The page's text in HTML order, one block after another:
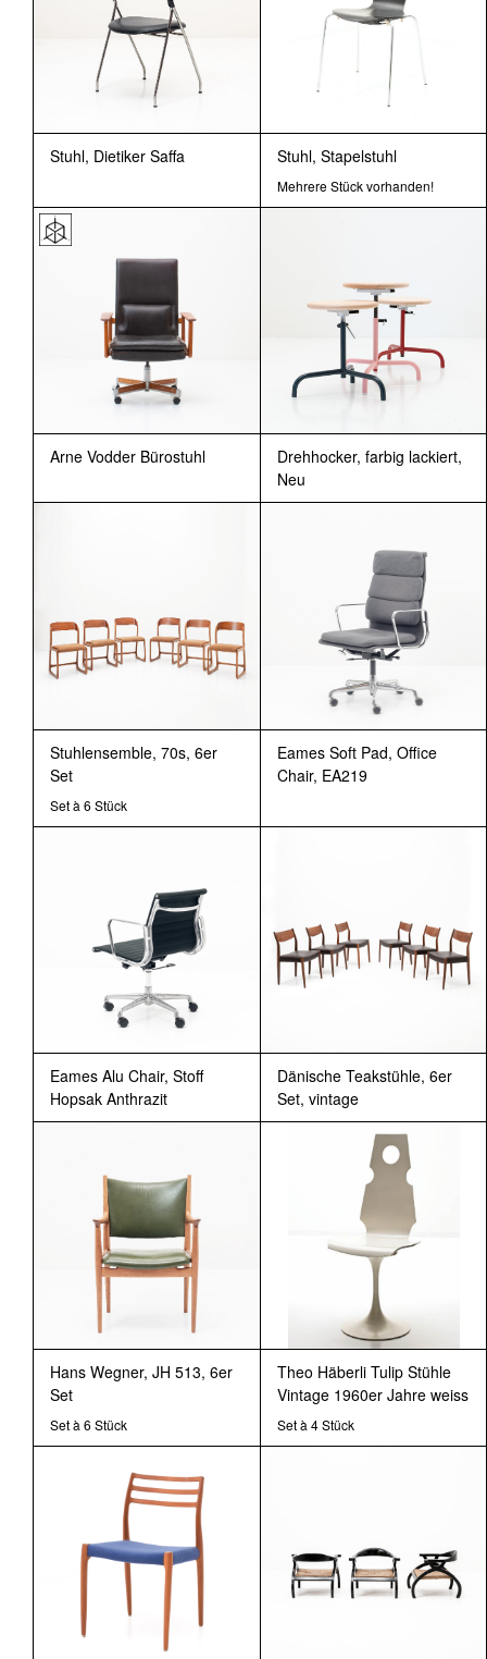
Stuhl, Dietiker Saffa Stuhl, Stapelstuhl
Mehrere Stück vorhanden!
Arne Vodder Bürostuhl
Drehhocker, farbig lackiert,
Neu
Stuhlensemble, 70s, 6er
Set
Set à 6 Stück
Eames Soft Pad, Office
Chair, EA219
Eames Alu Chair, Stoff
Hopsak Anthrazit
Dänische Teakstühle, 6er
Set, vintage
Hans Wegner, JH 513, 6er
Set
Set à 6 Stück
Theo Häberli Tulip Stühle
Vintage 1960er Jahre weiss
Set à 4 Stück